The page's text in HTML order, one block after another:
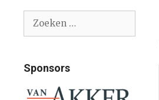
naar:
Sponsors